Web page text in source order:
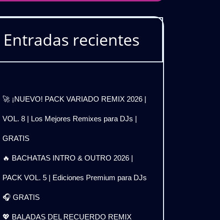
Entradas recientes
🚀 ¡NUEVO! PACK VARIADO REMIX 2026 |
VOL. 8 | Los Mejores Remixes para DJs |
GRATIS
🔥 BACHATAS INTRO & OUTRO 2026 |
PACK VOL. 5 | Ediciones Premium para DJs
🎧 GRATIS
💖 BALADAS DEL RECUERDO REMIX